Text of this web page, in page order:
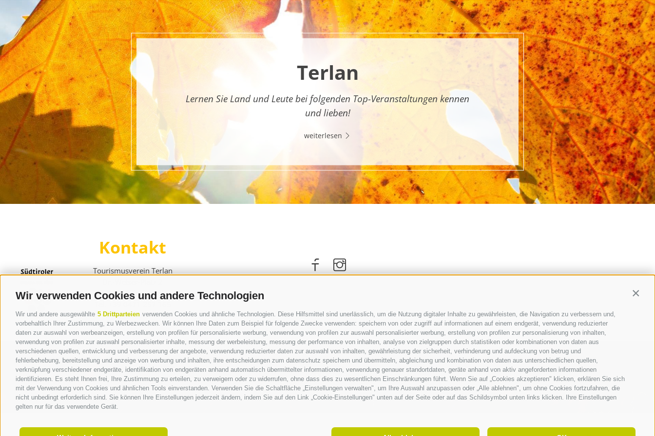
Wir verwenden Cookies und andere Technologien
Wir und andere ausgewählte 5 Drittparteien verwenden Cookies und ähnliche Technologien. Diese Hilfsmittel sind unerlässlich, um die Nutzung digitaler Inhalte zu gewährleisten, die Navigation zu verbessern und,
vorbehaltlich Ihrer Zustimmung, zu Werbezwecken. Wir können Ihre Daten zum Beispiel für folgende Zwecke verwenden: speichern von oder zugriff auf informationen auf einem endgerät, verwendung reduzierter
daten zur auswahl von werbeanzeigen, erstellung von profilen für personalisierte werbung, verwendung von profilen zur auswahl personalisierter werbung, erstellung von profilen zur personalisierung von inhalten,
verwendung von profilen zur auswahl personalisierter inhalte, messung der werbeleistung, messung der performance von inhalten, analyse von zielgruppen durch statistiken oder kombinationen von daten aus
verschiedenen quellen, entwicklung und verbesserung der angebote, verwendung reduzierter daten zur auswahl von inhalten, gewährleistung der sicherheit, verhinderung und aufdeckung von betrug und
fehlerbehebung, bereitstellung und anzeige von werbung und inhalten, ihre entscheidungen zum datenschutz speichern und übermitteln, abgleichung und kombination von daten aus unterschiedlichen quellen,
verknüpfung verschiedener endgeräte, identifikation von endgeräten anhand automatisch übermittelter informationen, verwendung genauer standortdaten, geräte anhand von aktiv angeforderten informationen
identifizieren. Es steht Ihnen frei, Ihre Zustimmung zu erteilen, zu verweigern oder zu widerrufen, ohne dass dies zu wesentlichen Einschränkungen führt. Wenn Sie auf „Cookies akzeptieren" klicken, erklären Sie sich
mit der Verwendung von Cookies und ähnlichen Tools einverstanden. Verwenden Sie die Schaltfläche „Einstellungen verwalten", um Ihre Auswahl anzupassen oder „Alle ablehnen", um ohne Cookies fortzufahren, die
nicht unbedingt erforderlich sind. Sie können Ihre Einstellungen jederzeit ändern, indem Sie auf den Link „Cookie-Einstellungen" unten auf der Seite oder auf das Schildsymbol unten links klicken. Ihre Einstellungen
gelten nur für das verwendete Gerät.
Terlan
Lernen Sie Land und Leute bei folgenden Top-Veranstaltungen kennen
und lieben!
weiterlesen
Kontakt
Tourismusverein Terlan
I - 39018 Terlan BZ
info@terlan.info
ANREISE